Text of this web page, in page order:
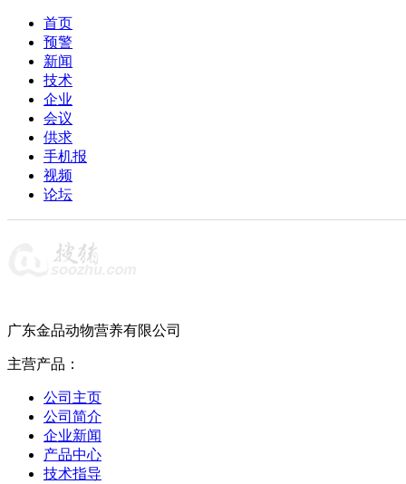
首页
预警
新闻
技术
企业
会议
供求
手机报
视频
论坛
广东金品动物营养有限公司
主营产品：
公司主页
公司简介
企业新闻
产品中心
技术指导